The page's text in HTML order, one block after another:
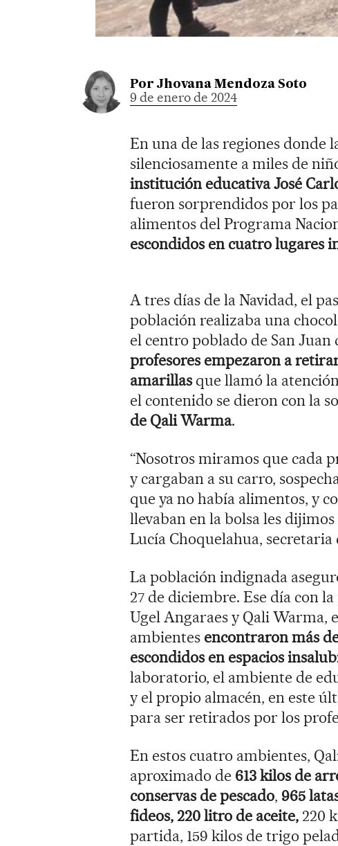
Por Jhovana Mendoza Soto
9 de enero de 2024
En una de las regiones donde
silenciosamente a miles de
institución educativa José
fueron sorprendidos por los
alimentos del Programa
escondidos en cuatro lugares
A tres días de la Navidad, el
población realizaba una
el centro poblado de San
profesores empezaron a
amarillasque llamó la
el contenido se dieron con la
de Qali Warma.
“Nosotros miramos que cada
y cargaban a su carro,
que ya no había alimentos, y
llevaban en la bolsa les
Lucía Choquelahua, secretaria
La población indignada
27 de diciembre. Ese día con
Ugel Angaraes y Qali
ambientes encontraron más
escondidos en espacios
laboratorio, el ambiente de
y el propio almacén, en este
para ser retirados por los
En estos cuatro ambientes,
aproximado de 613 kilos de
conservas de pescado, 965
fideos, 220 litro de aceite, 220
partida, 159 kilos de trigo